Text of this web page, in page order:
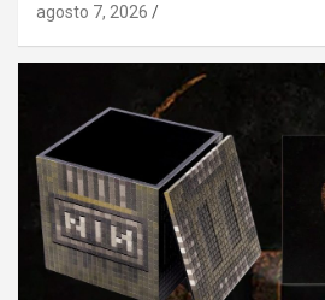
agosto 7, 2026